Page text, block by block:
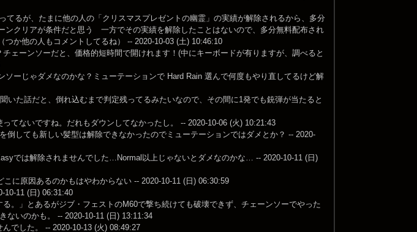
てるが、たまに他の人の「クリスマスプレゼントの幽霊」の実績が解除されるから、多分
ンクリアが条件だと思う 一方でその実績を解除したことはないので、多分無料配布され
か他の人もコメントしてるね） -- 2020-10-03 (土) 10:46:10
ェーンソーだと、価格的短時間で開けれます！(中にキーボードが有りますが、調べると
ーじゃダメなのかな？ミューテーションで Hard Rain 選んで何度もやり直してるけど解
いた話だと、倒れ込むまで判定残ってるみたいなので、その間に1発でも銃弾が当たると
てないですね。だれもダウンしてなかったし。 -- 2020-10-06 (火) 10:21:43
倒しても新しい髪型は解除できなかったのでミューテーションではダメとか？ -- 2020-
では解除されませんでした…Normal以上じゃないとダメなのかな… -- 2020-10-11 (日)
に原因あるのかもはやわからない -- 2020-10-11 (日) 06:30:59
10-11 (日) 06:31:40
。」とあるがジブ・フェストのM60で撃ち続けても破壊できず、チェーンソーでやった
ないのかも。 -- 2020-10-11 (日) 13:11:34
でした。 -- 2020-10-13 (火) 08:49:27